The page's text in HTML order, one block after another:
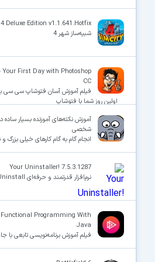
Deluxe Edition v1.1.641.Hotfix
شبیه‌ساز شهر 4
First Day with Photoshop
CC
فیلم آموزش آسان فتوشاپ سی سی
اولین روز شما با فتوشاپ
آموزش نکته‌های آموزنده بسیار ساده
شخصی
انجام ﮔﺎﻡ ﺑﻪ ﮔﺎﻡ ﮐﺎﺭﻫﺎﯼ ﺧﯿﻠﯽ ﺑﺰﺭﮒ
Your Uninstaller! 7.5.3.1287
نرم‌افزار قدرتمند و حرفه‌ای Uninstall برنامه‌ها
Programming With
Java
فیلم آموزش برنامه‌نویسی تابعی با